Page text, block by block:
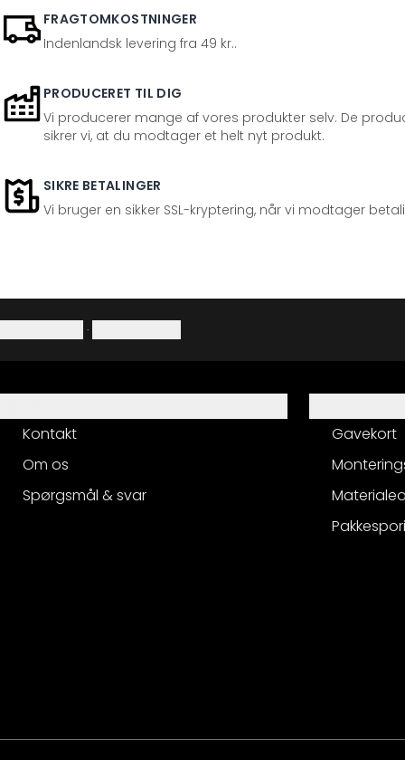
FRAGTOMKOSTNINGER
Indenlandsk levering fra 49 kr..
PRODUCERET TIL DIG
Vi producerer mange af vores produkter selv. De
sikrer vi, at du modtager et helt nyt produkt.
SIKRE BETALINGER
Vi bruger en sikker SSL-kryptering, når vi modtager
·
Kontakt
Om os
Spørgsmål & svar
Gavekort